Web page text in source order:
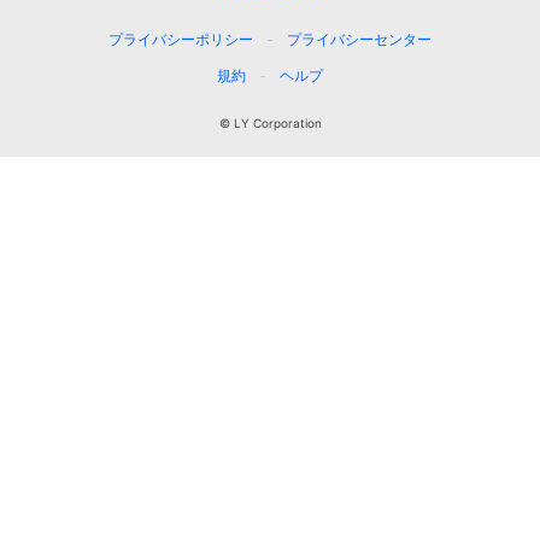
プライバシーポリシー
プライバシーセンター
規約
ヘルプ
© LY Corporation